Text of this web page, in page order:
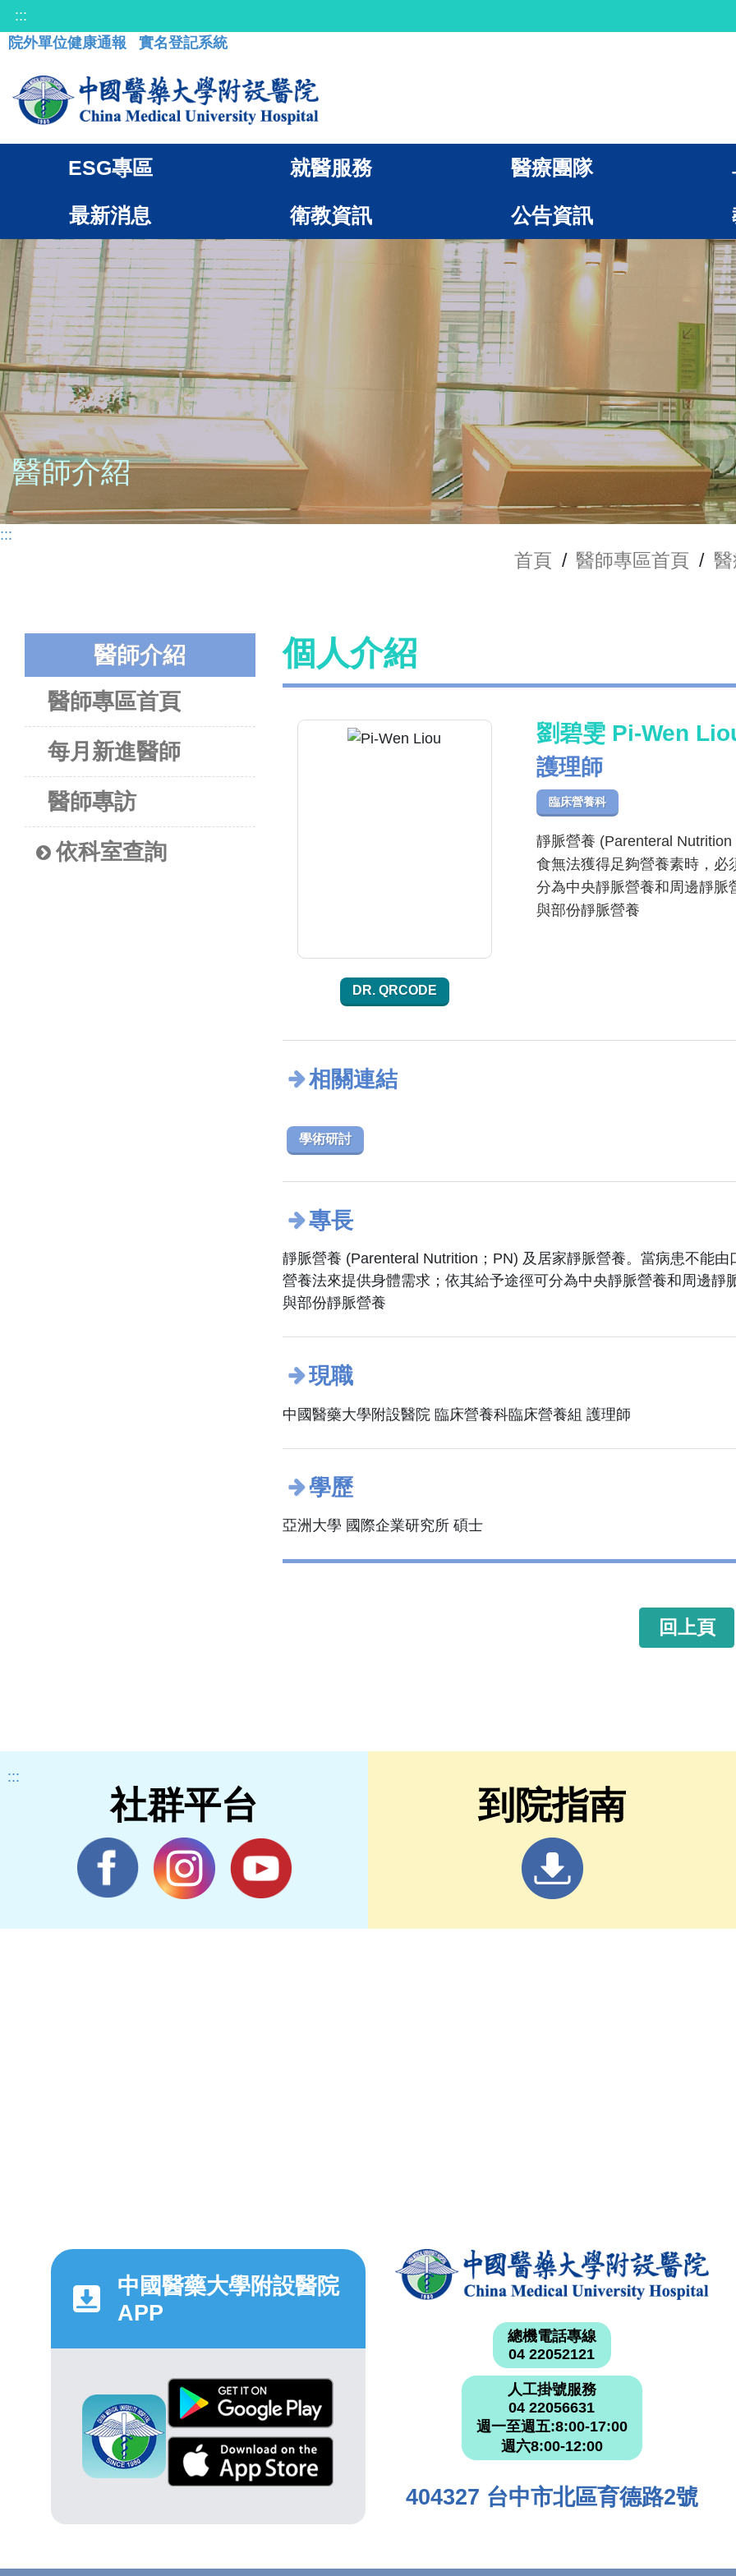
:::
院外單位健康通報
實名登記系統
ESG專區 就醫服務 醫療團隊
最新消息 衛教資訊 公告資訊
醫師介紹
:::
首頁 / 醫師專區首頁 /
醫師介紹
醫師專區首頁
每月新進醫師
醫師專訪
依科室查詢
個人介紹
DR. QRCODE
劉碧雯 Pi-Wen
護理師
臨床營養科
靜脈營養 (Parenteral
食無法獲得足夠營養素時，必
分為中央靜脈營養和周邊靜脈
與部份靜脈營養
相關連結
學術研討
專長
靜脈營養 (Parenteral Nutrition；PN) 及居家靜脈營養。當病患不能
營養法來提供身體需求；依其給予途徑可分為中央靜脈營養和周邊
與部份靜脈營養
現職
中國醫藥大學附設醫院 臨床營養科臨床營養組 護理師
學歷
亞洲大學 國際企業研究所 碩士
回上頁
:::
社群平台 到院指南
中國醫藥大學附設醫院
APP
總機電話專線
04 22052121
人工掛號服務
04 22056631
週一至週五:8:00-17:00
週六8:00-12:00
404327 台中市北區育德路2號